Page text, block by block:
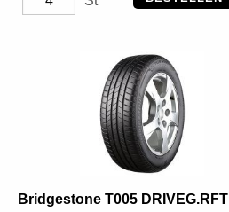
Bridgestone T005 DRIVEG.RFT